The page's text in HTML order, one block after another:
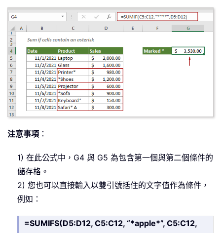
注意事項 ：
1) 在此公式中，G4 與 G5 為包含第一個與第二個條件的
儲存格。
2) 您也可以直接輸入以雙引號括住的文字值作為條件，
例如：
=SUMIFS(D5:D12, C5:C12, “*apple*”, C5:C12,